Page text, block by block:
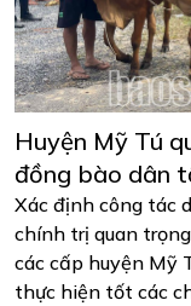
Huyện Mỹ Tú
đồng bào dân
Xác định công tác
chính trị quan
các cấp huyện Mỹ
thực hiện tốt các